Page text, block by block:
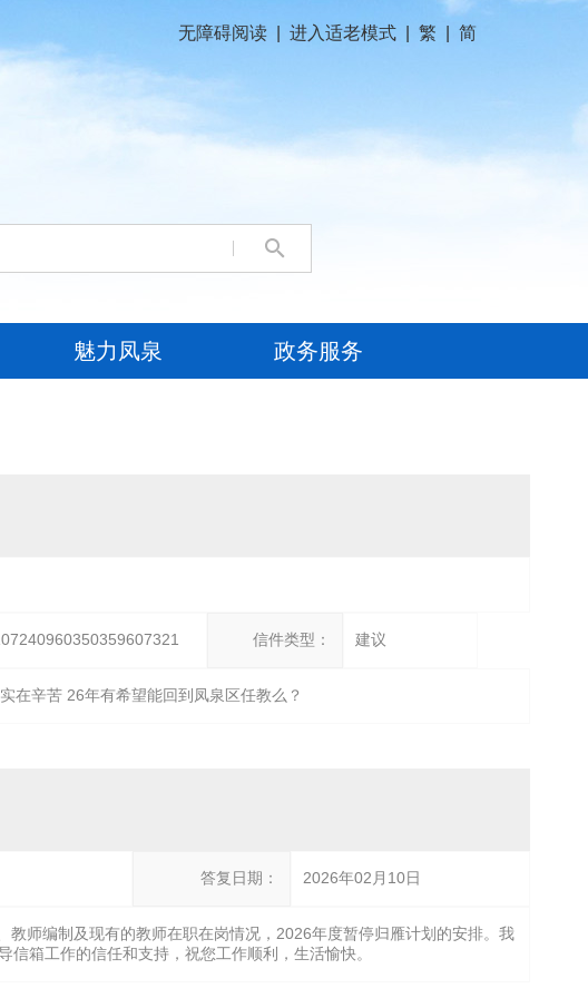
无障碍阅读 进入适老模式 繁 简
魅力凤泉 政务服务
信件类型： 建议
在辛苦 26年有希望能回到凤泉区任教么？
答复日期： 2026年02月10日
师编制及现有的教师在职在岗情况，2026年度暂停归雁计划的安排。我
箱工作的信任和支持，祝您工作顺利，生活愉快。